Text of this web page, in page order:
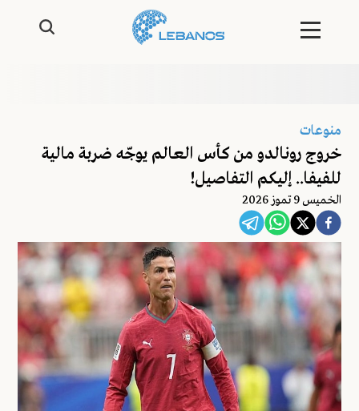
منوعات
خروج رونالدو من كأس العالم يوجّه ضربة مالية
للفيفا.. إليكم التفاصيل!
الخميس 9 تموز 2026